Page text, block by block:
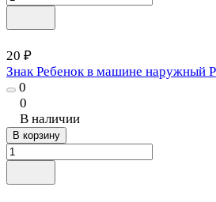
20 ₽
Знак Ребенок в машине наружный
0
0
В наличии
В корзину